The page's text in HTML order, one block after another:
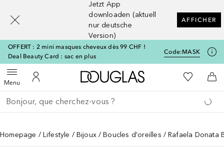
Jetzt App
downloaden (aktuell
nur deutsche
Version)
AFFICHER
OFFERT : 2 mini masques cheveux dès 99 CHF !
Deal Beauty Card : sac en plus
Code:MASK
MenuOuvrir le menuVers Mon Compte
Vers l'accueil Douglas
Vers Ma
Retourner
Exécuter la recherche
Homepage Lifestyle Bijoux Boucles d'oreilles Rafaela Donata
[navigation.slideout.screenreader]